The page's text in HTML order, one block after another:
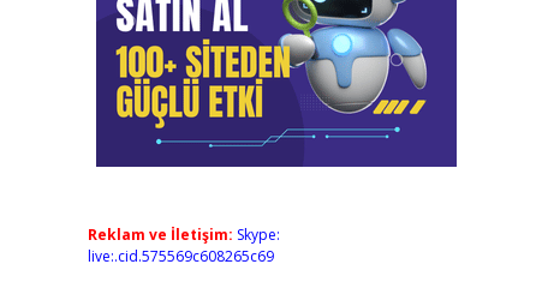
Reklam ve İletişim: Skype:
live:.cid.575569c608265c69